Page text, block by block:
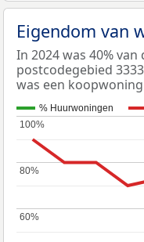
Eigendom van
In 2024 was 40%
postcodegebied
was een
% Huurwoningen
60%
60%
80%
80%
100%
100%